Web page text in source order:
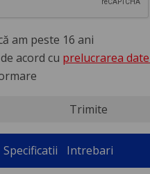
am peste 16 ani
acord cu prelucrarea
Trimite
Specificatii Intrebari